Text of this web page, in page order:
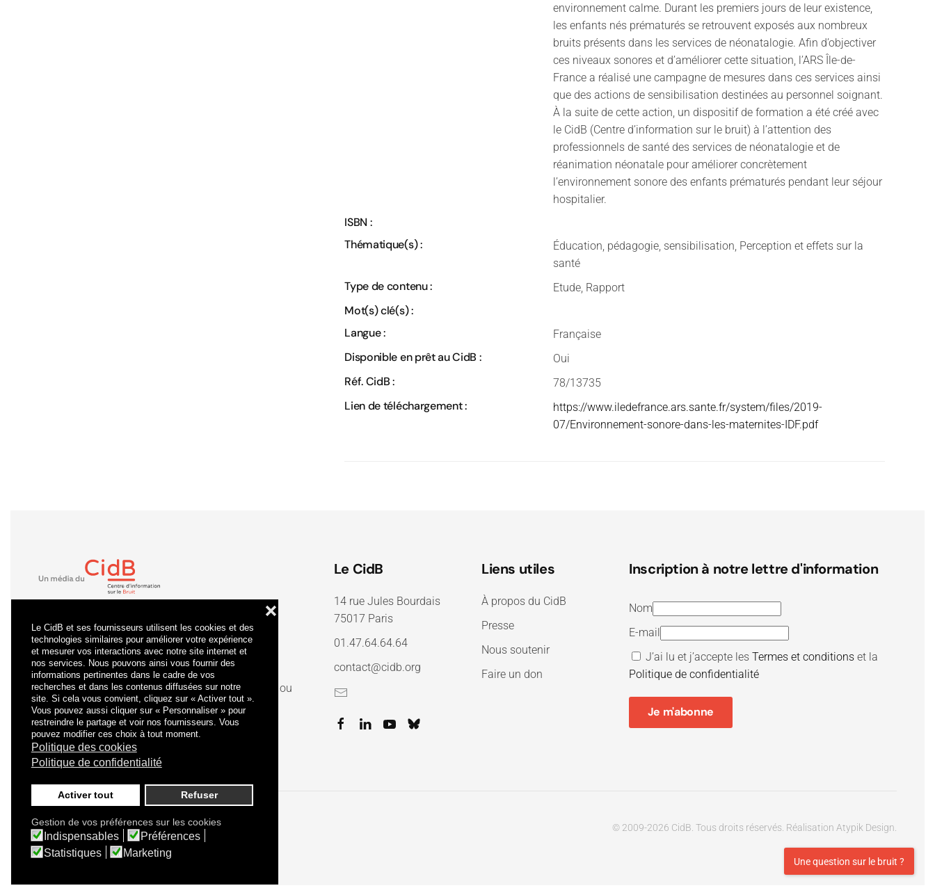
Le CidB et ses fournisseurs utilisent les cookies et des
technologies similaires pour améliorer votre expérience
et mesurer vos interactions avec notre site internet et
nos services. Nous pouvons ainsi vous fournir des
informations pertinentes dans le cadre de vos
recherches et dans les contenus diffusées sur notre
site. Si cela vous convient, cliquez sur « Activer tout ».
Vous pouvez aussi cliquer sur « Personnaliser » pour
restreindre le partage et voir nos fournisseurs. Vous
pouvez modifier ces choix à tout moment.
Politique des cookies
Politique de confidentialité
Activer tout Refuser
❌
Gestion de vos préférences sur les cookies
Indispensables
Préférences
Statistiques
Marketing
environnement calme. Durant les premiers jours de leur existence,
les enfants nés prématurés se retrouvent exposés aux nombreux
bruits présents dans les services de néonatalogie. Afin d’objectiver
ces niveaux sonores et d’améliorer cette situation, l’ARS Île-de-
France a réalisé une campagne de mesures dans ces services ainsi
que des actions de sensibilisation destinées au personnel soignant.
À la suite de cette action, un dispositif de formation a été créé avec
le CidB (Centre d’information sur le bruit) à l’attention des
professionnels de santé des services de néonatalogie et de
réanimation néonatale pour améliorer concrètement
l’environnement sonore des enfants prématurés pendant leur séjour
hospitalier.
ISBN :
Thématique(s) :
Éducation, pédagogie, sensibilisation, Perception et effets sur la
santé
Type de contenu : Etude, Rapport
Mot(s) clé(s) :
Langue :
Française
Disponible en prêt au CidB : Oui
Réf. CidB : 78/13735
Lien de téléchargement :
https://www.iledefrance.ars.sante.fr/system/files/2019-
07/Environnement-sonore-dans-les-maternites-IDF.pdf
Lacertification qualité a été délivrée au titre de la ou
des catégories d'actions suivantes : actions de
formation.
Le CidB
14 rue Jules Bourdais
75017 Paris
01.47.64.64.64
contact@cidb.org
Liens utiles
À propos du CidB
Presse
Nous soutenir
Faire un don
Inscription à notre lettre d'information
Nom
E-mail
J’ai lu et j’accepte lesTermes et conditions et la
Politique de confidentialité
Je m'abonne
Politique de confidentialité Mentions légales © 2009-2026 CidB. Tous droits réservés. Réalisation Atypik Design
Une question sur le bruit ?